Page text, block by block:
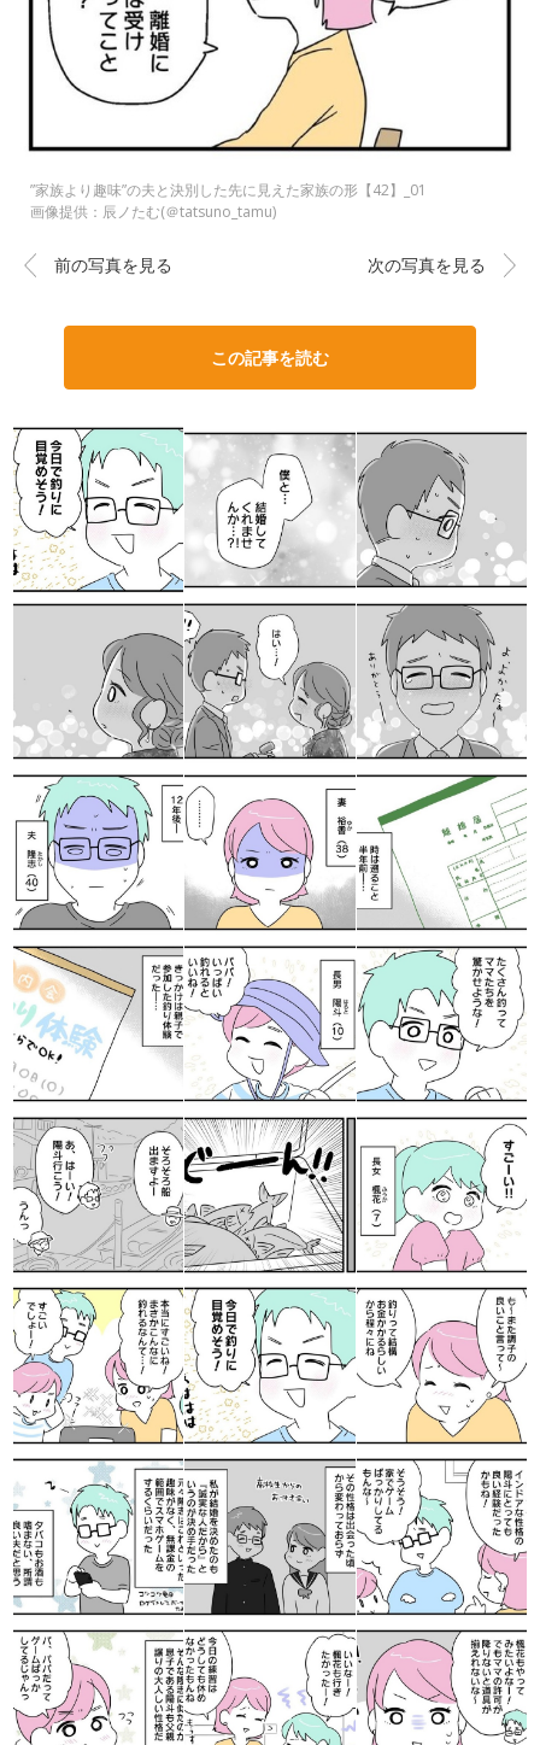
”家族より趣味”の夫と決別した先に見えた家族の形【42】_01
画像提供：辰ノたむ(＠tatsuno_tamu)
前の写真を見る 次の写真を見る
この記事を読む